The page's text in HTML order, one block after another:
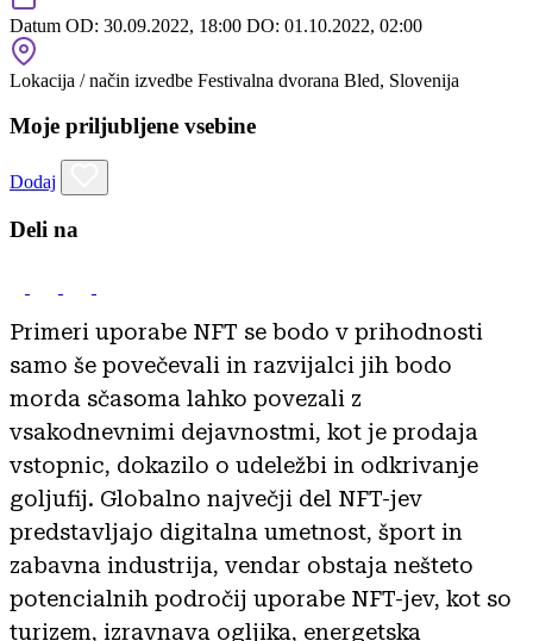
Datum OD: 30.09.2022, 18:00 DO: 01.10.2022, 02:00
Lokacija / način izvedbe Festivalna dvorana Bled, Slovenija
Moje priljubljene vsebine
Dodaj
Deli na
Primeri uporabe NFT se bodo v prihodnosti
samo še povečevali in razvijalci jih bodo
morda sčasoma lahko povezali z
vsakodnevnimi dejavnostmi, kot je prodaja
vstopnic, dokazilo o udeležbi in odkrivanje
goljufij. Globalno največji del NFT-jev
predstavljajo digitalna umetnost, šport in
zabavna industrija, vendar obstaja nešteto
potencialnih področij uporabe NFT-jev, kot so
turizem, izravnava ogljika, energetska